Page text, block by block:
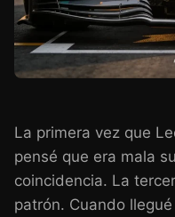
La primera vez que
pensé que era mala
coincidencia. La
patrón. Cuando